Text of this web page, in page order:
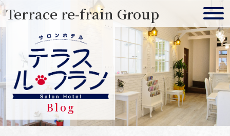
Skip
content
Terrace re-frain Group
Blog